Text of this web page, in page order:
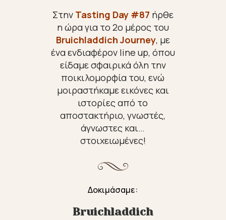
Στην Tasting Day #87 ήρθε
η ώρα για το 2ο μέρος του
Bruichladdich Journey, με
ένα ενδιαφέρον line up, όπου
είδαμε σφαιρικά όλη την
ποικιλομορφία του, ενώ
μοιραστήκαμε εικόνες και
ιστορίες από το
αποστακτήριο, γνωστές,
άγνωστες και…
στοιχειωμένες!
Δοκιμάσαμε:
Bruichladdich